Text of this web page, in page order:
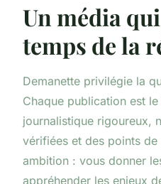
Un média
temps de la
Demanette privilégie la
Chaque publication est
journalistique rigoureux,
vérifiées et des points
ambition : vous donner
appréhender les enjeux